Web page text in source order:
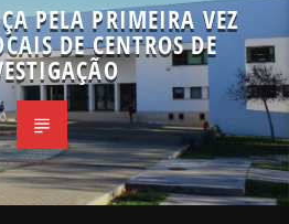
PELA PRIMEIRA VEZ
DE CENTROS DE